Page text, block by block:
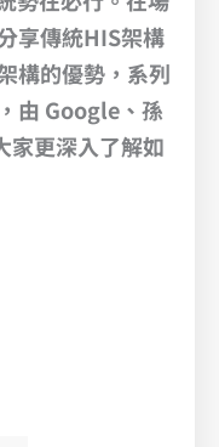
享傳統HIS架構
構的優勢，系列
由 Google、孫
家更深入了解如